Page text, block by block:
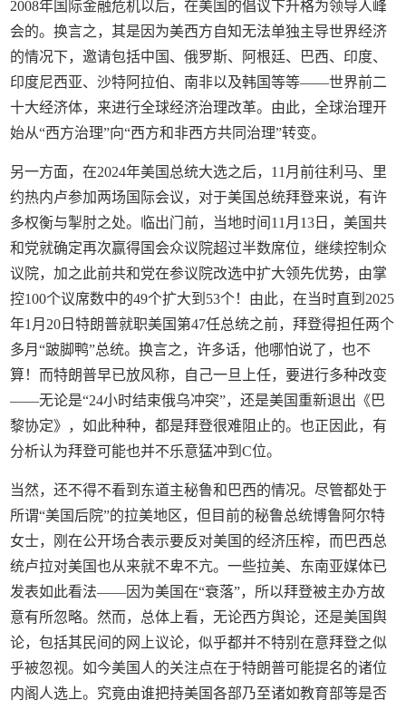
2008年国际金融危机以后，在美国的倡议下升格为领导人峰
会的。换言之，其是因为美西方自知无法单独主导世界经济
的情况下，邀请包括中国、俄罗斯、阿根廷、巴西、印度、
印度尼西亚、沙特阿拉伯、南非以及韩国等等——世界前二
十大经济体，来进行全球经济治理改革。由此，全球治理开
始从“西方治理”向“西方和非西方共同治理”转变。
另一方面，在2024年美国总统大选之后，11月前往利马、里
约热内卢参加两场国际会议，对于美国总统拜登来说，有许
多权衡与掣肘之处。临出门前，当地时间11月13日，美国共
和党就确定再次赢得国会众议院超过半数席位，继续控制众
议院，加之此前共和党在参议院改选中扩大领先优势，由掌
控100个议席数中的49个扩大到53个！由此，在当时直到2025
年1月20日特朗普就职美国第47任总统之前，拜登得担任两个
多月“跛脚鸭”总统。换言之，许多话，他哪怕说了，也不
算！而特朗普早已放风称，自己一旦上任，要进行多种改变
——无论是“24小时结束俄乌冲突”，还是美国重新退出《巴
黎协定》，如此种种，都是拜登很难阻止的。也正因此，有
分析认为拜登可能也并不乐意猛冲到C位。
当然，还不得不看到东道主秘鲁和巴西的情况。尽管都处于
所谓“美国后院”的拉美地区，但目前的秘鲁总统博鲁阿尔特
女士，刚在公开场合表示要反对美国的经济压榨，而巴西总
统卢拉对美国也从来就不卑不亢。一些拉美、东南亚媒体已
发表如此看法——因为美国在“衰落”，所以拜登被主办方故
意有所忽略。然而，总体上看，无论西方舆论，还是美国舆
论，包括其民间的网上议论，似乎都并不特别在意拜登之似
乎被忽视。如今美国人的关注点在于特朗普可能提名的诸位
内阁人选上。究竟由谁把持美国各部乃至诸如教育部等是否